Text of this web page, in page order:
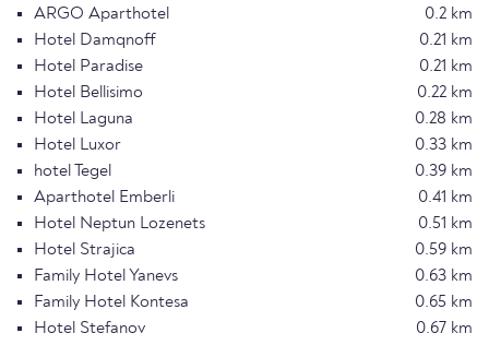
ARGO Aparthotel
0.2 km
Hotel Damqnoff
0.21 km
Hotel Paradise
0.21 km
Hotel Bellisimo
0.22 km
Hotel Laguna
0.28 km
Hotel Luxor
0.33 km
hotel Tegel
0.39 km
Aparthotel Emberli
0.41 km
Hotel Neptun Lozenets
0.51 km
Hotel Strajica
0.59 km
Family Hotel Yanevs
0.63 km
Family Hotel Kontesa
0.65 km
Hotel Stefanov
0.67 km